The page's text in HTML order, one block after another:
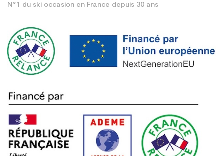
N°1 du ski occasion en France depuis 30 ans